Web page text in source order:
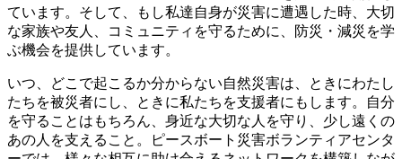
ています。そして、もし私達自身が災害に遭遇した時、大切
な家族や友人、コミュニティを守るために、防災・減災を学
ぶ機会を提供しています。
いつ、どこで起こるか分からない自然災害は、ときにわたし
たちを被災者にし、ときに私たちを支援者にもします。自分
を守ることはもちろん、身近な大切な人を守り、少し遠くの
あの人を支えること。ピースボート災害ボランティアセンタ